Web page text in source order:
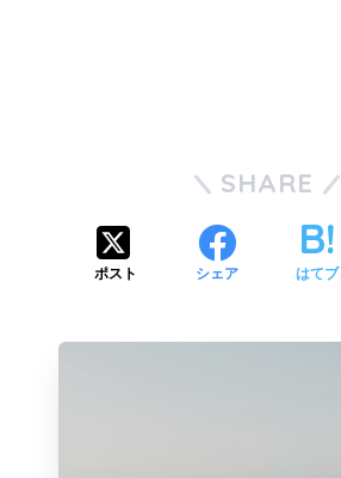
SHARE
ポスト シェア はてブ